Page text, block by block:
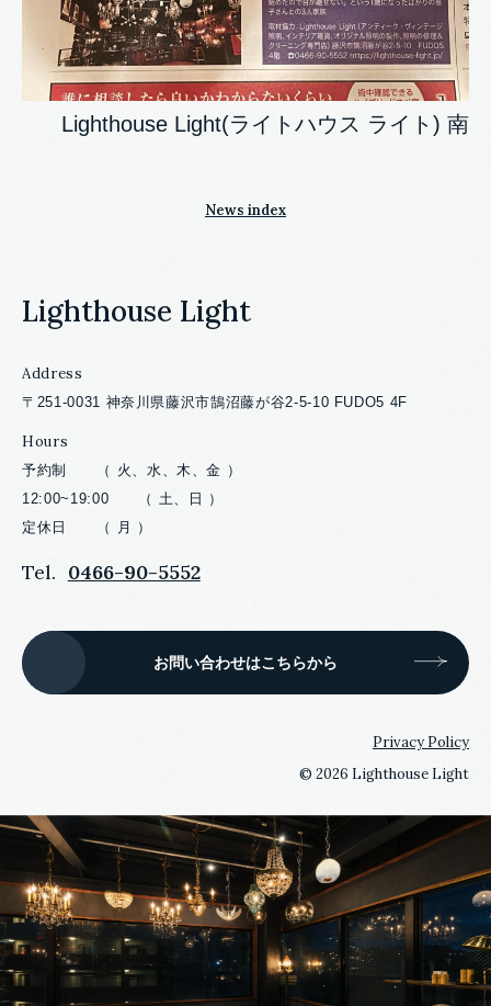
Lighthouse Light(ライトハウス ライト) 南
News index
Lighthouse Light
Privacy Policy
© 2026 Lighthouse Light
Address
〒251-0031 神奈川県藤沢市鵠沼藤が谷2-5-10 FUDO5 4F
Hours
予約制 （ 火、水、木、金 ）
12:00~19:00 （ 土、日 ）
定休日 （ 月 ）
Tel. 0466-90-5552
お問い合わせはこちらから